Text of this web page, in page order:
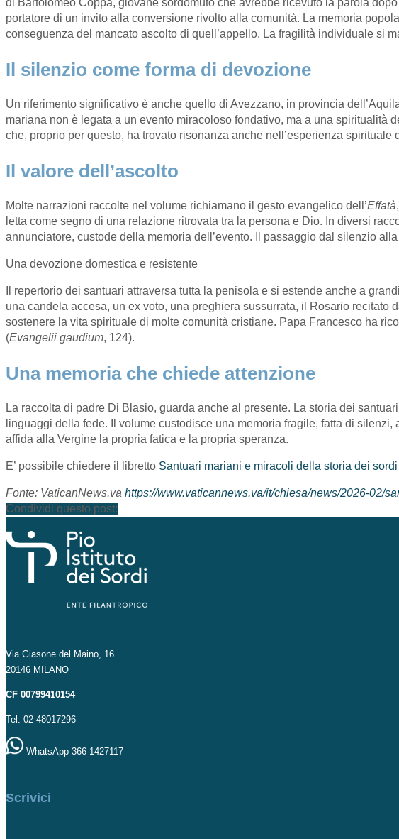
di Bartolomeo Coppa, giovane sordomuto che avrebbe ricevuto la parola
portatore di un invito alla conversione rivolto alla comunità. La memoria
conseguenza del mancato ascolto di quell’appello. La fragilità individuale si
Il silenzio come forma di devozione
Un riferimento significativo è anche quello di Avezzano, in provincia
mariana non è legata a un evento miracoloso fondativo, ma a una spiritualità
che, proprio per questo, ha trovato risonanza anche nell’esperienza
Il valore dell’ascolto
Molte narrazioni raccolte nel volume richiamano il gesto evangelico dell’Effatà
letta come segno di una relazione ritrovata tra la persona e Dio. In diversi
annunciatore, custode della memoria dell’evento. Il passaggio dal silenzio
Una devozione domestica e resistente
Il repertorio dei santuari attraversa tutta la penisola e si estende anche a
una candela accesa, un ex voto, una preghiera sussurrata, il Rosario
sostenere la vita spirituale di molte comunità cristiane. Papa Francesco ha
(Evangelii gaudium, 124).
Una memoria che chiede attenzione
La raccolta di padre Di Blasio, guarda anche al presente. La storia dei
linguaggi della fede. Il volume custodisce una memoria fragile, fatta di
affida alla Vergine la propria fatica e la propria speranza.
E’ possibile chiedere il libretto Santuari mariani e miracoli della storia dei sordi
Fonte: VaticanNews.va https://www.vaticannews.va/it/chiesa/news/2026-02/
Condividi questo post:
Via Giasone del Maino, 16
20146 MILANO
CF 00799410154
Tel. 02 48017296
WhatsApp 366 1427117
Scrivici